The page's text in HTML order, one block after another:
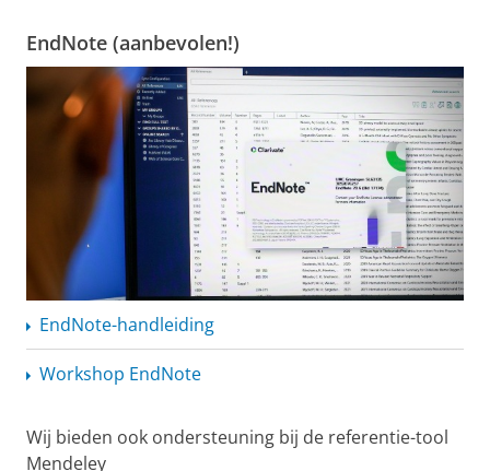
EndNote (aanbevolen!)
EndNote-handleiding
Workshop EndNote
Wij bieden ook ondersteuning bij de referentie-tool
Mendeley